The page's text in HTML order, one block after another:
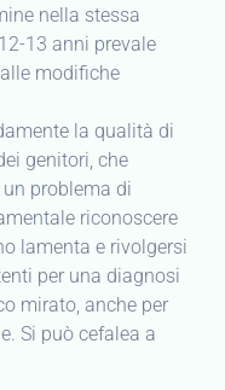
nella stessa
13 anni prevale
modifiche
la qualità di
genitori, che
problema di
riconoscere
lamenta e rivolgersi
per una diagnosi
mirato, anche per
Si può cefalea a